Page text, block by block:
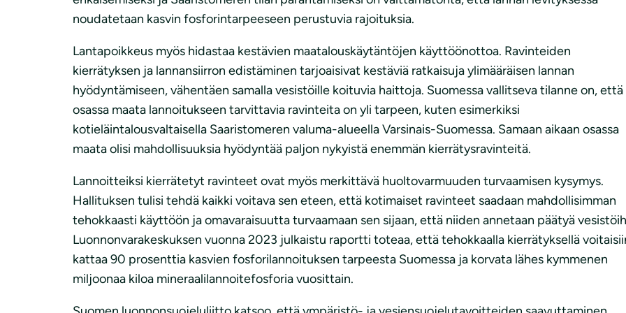
noudatetaan kasvin fosforintarpeeseen perustuvia rajoituksia.
Lantapoikkeus myös hidastaa kestävien maatalouskäytäntöjen käyttöönottoa. Ravinteiden
kierrätyksen ja lannansiirron edistäminen tarjoaisivat kestäviä ratkaisuja ylimääräisen lannan
hyödyntämiseen, vähentäen samalla vesistöille koituvia haittoja. Suomessa vallitseva tilanne on, että
osassa maata lannoitukseen tarvittavia ravinteita on yli tarpeen, kuten esimerkiksi
kotieläintalousvaltaisella Saaristomeren valuma-alueella Varsinais-Suomessa. Samaan aikaan osassa
maata olisi mahdollisuuksia hyödyntää paljon nykyistä enemmän kierrätysravinteitä.
Lannoitteiksi kierrätetyt ravinteet ovat myös merkittävä huoltovarmuuden turvaamisen kysymys.
Hallituksen tulisi tehdä kaikki voitava sen eteen, että kotimaiset ravinteet saadaan mahdollisimman
tehokkaasti käyttöön ja omavaraisuutta turvaamaan sen sijaan, että niiden annetaan päätyä
Luonnonvarakeskuksen vuonna 2023 julkaistu raportti toteaa, että tehokkaalla kierrätyksellä
kattaa 90 prosenttia kasvien fosforilannoituksen tarpeesta Suomessa ja korvata lähes kymmenen
miljoonaa kiloa mineraalilannoitefosforia vuosittain.